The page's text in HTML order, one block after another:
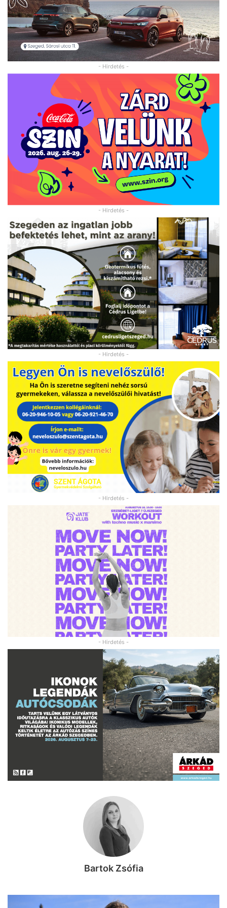
- Hirdetés -
- Hirdetés -
- Hirdetés -
- Hirdetés -
- Hirdetés -
Bartok Zsófia